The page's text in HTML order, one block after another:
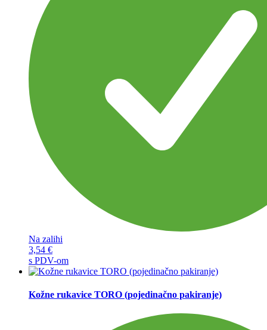
Na zalihi
3,54 €
s PDV-om
Kožne rukavice TORO (pojedinačno pakiranje)